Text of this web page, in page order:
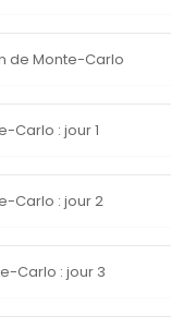
de Monte-Carlo
Carlo : jour 1
Carlo : jour 2
Carlo : jour 3